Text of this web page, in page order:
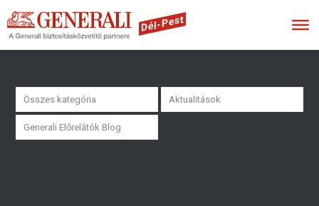
Dél-Pest
Összes kategória Aktualitások
Generali Előrelátók Blog